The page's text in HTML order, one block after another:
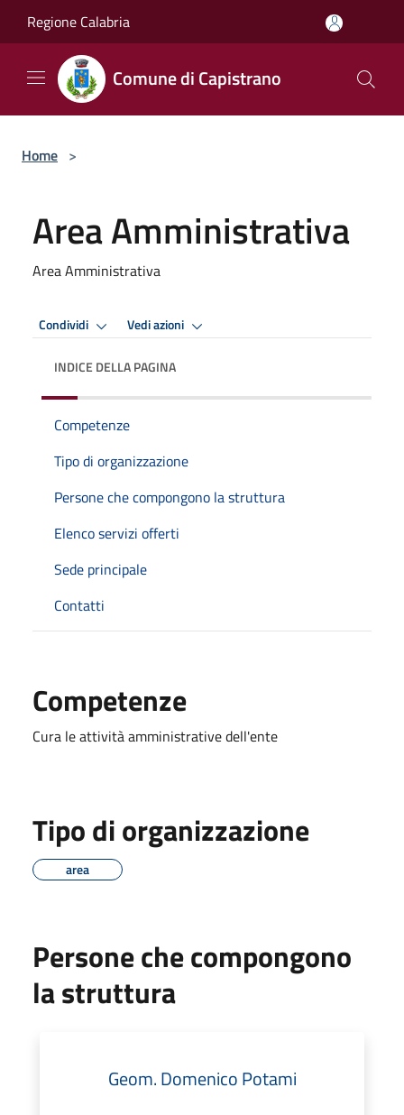
Regione Calabria
Comune di Capistrano
Home >
Area Amministrativa
Area Amministrativa
Condividi Vedi azioni
INDICE DELLA PAGINA
Competenze
Tipo di organizzazione
Persone che compongono la struttura
Elenco servizi offerti
Sede principale
Contatti
Competenze
Cura le attività amministrative dell'ente
Tipo di organizzazione
area
Persone che compongono
la struttura
Geom. Domenico Potami